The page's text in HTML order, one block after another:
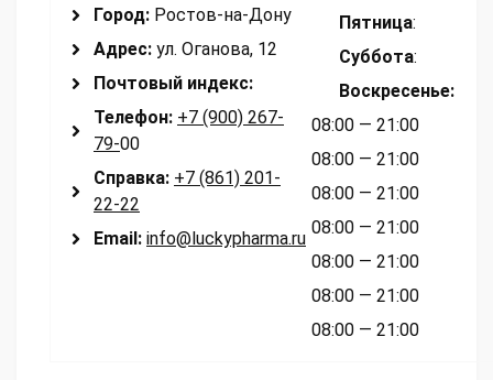
Город: Ростов-на-Дону
Адрес: ул. Оганова, 12
Почтовый индекс:
Телефон: +7 (900) 267-
79-00
Справка: +7 (861) 201-
22-22
Email: info@luckypharma.ru
Пятница:
Суббота:
Воскресенье:
08:00 — 21:00
08:00 — 21:00
08:00 — 21:00
08:00 — 21:00
08:00 — 21:00
08:00 — 21:00
08:00 — 21:00